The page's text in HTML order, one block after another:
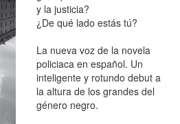
y la justicia?
¿De qué lado estás tú?
La nueva voz de la novela
policiaca en español. Un
inteligente y rotundo debut a
la altura de los grandes del
género negro.